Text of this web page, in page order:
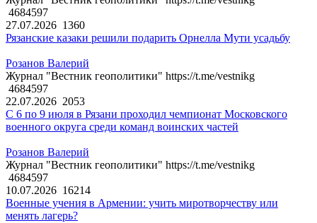
4684597
27.07.2026 1360
Рязанские казаки решили подарить Орнелла Мути усадьбу
Розанов Валерий
Журнал "Вестник геополитики" https://t.me/vestnikg
4684597
22.07.2026 2053
С 6 по 9 июля в Рязани проходил чемпионат Московского
военного округа среди команд воинских частей
Розанов Валерий
Журнал "Вестник геополитики" https://t.me/vestnikg
4684597
10.07.2026 16214
Военные учения в Армении: учить миротворчеству или
менять лагерь?